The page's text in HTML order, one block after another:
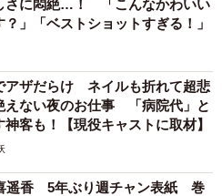
様子は？
乱されている様子でした。そ
るように思案され、出てきた
と気づかれてからは動揺しな
さいました。
さに悶絶…！ 「こんなかわいい
」「ベストショットすぎる！」
アザだらけ ネイルも折れて超悲
ない夜のお仕事 「病院代」と
客も！【現役キャストに取材】
遥香 5年ぶり週チャン表紙 巻